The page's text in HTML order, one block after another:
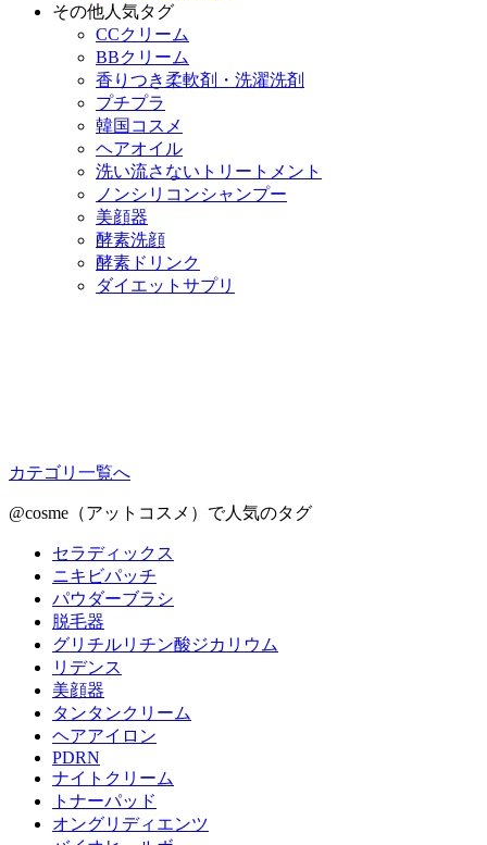
その他人気タグ
CCクリーム
BBクリーム
香りつき柔軟剤・洗濯洗剤
プチプラ
韓国コスメ
ヘアオイル
洗い流さないトリートメント
ノンシリコンシャンプー
美顔器
酵素洗顔
酵素ドリンク
ダイエットサプリ
カテゴリ一覧へ
@cosme（アットコスメ）で人気のタグ
セラディックス
ニキビパッチ
パウダーブラシ
脱毛器
グリチルリチン酸ジカリウム
リデンス
美顔器
タンタンクリーム
ヘアアイロン
PDRN
ナイトクリーム
トナーパッド
オングリディエンツ